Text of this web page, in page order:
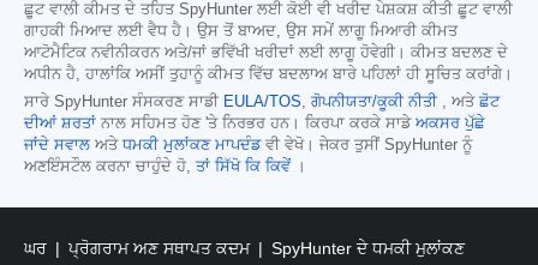
ਛੂਟ ਵਾਲੀ ਕੀਮਤ ਦੇ ਤਹਿਤ SpyHunter ਲਈ ਕੋਈ ਵੀ ਖਰੀਦ ਪੇਸ਼ਕਸ਼ ਕੀਤੀ ਛੂਟ ਵਾਲੀ
ਗਾਹਕੀ ਮਿਆਦ ਲਈ ਵੈਧ ਹੈ। ਉਸ ਤੋਂ ਬਾਅਦ, ਉਸ ਸਮੇਂ ਲਾਗੂ ਮਿਆਰੀ ਕੀਮਤ
ਆਟੋਮੈਟਿਕ ਨਵੀਨੀਕਰਨ ਅਤੇ/ਜਾਂ ਭਵਿੱਖੀ ਖਰੀਦਾਂ ਲਈ ਲਾਗੂ ਹੋਵੇਗੀ। ਕੀਮਤ ਬਦਲਣ ਦੇ
ਅਧੀਨ ਹੈ, ਹਾਲਾਂਕਿ ਅਸੀਂ ਤੁਹਾਨੂੰ ਕੀਮਤ ਵਿੱਚ ਬਦਲਾਅ ਬਾਰੇ ਪਹਿਲਾਂ ਹੀ ਸੂਚਿਤ ਕਰਾਂਗੇ।
ਸਾਰੇ SpyHunter ਸੰਸਕਰਣ ਸਾਡੀ EULA/TOS, ਗੋਪਨੀਯਤਾ/ਕੂਕੀ ਨੀਤੀ , ਅਤੇ ਛੋਟ
ਦੀਆਂ ਸ਼ਰਤਾਂ ਨਾਲ ਸਹਿਮਤ ਹੋਣ 'ਤੇ ਨਿਰਭਰ ਹਨ। ਕਿਰਪਾ ਕਰਕੇ ਸਾਡੇ ਅਕਸਰ ਪੁੱਛੇ
ਜਾਂਦੇ ਸਵਾਲ ਅਤੇ ਧਮਕੀ ਮੁਲਾਂਕਣ ਮਾਪਦੰਡਵੀ ਵੇਖੋ। ਜੇਕਰ ਤੁਸੀਂ SpyHunter ਨੂੰ
ਅਣਇੰਸਟੌਲ ਕਰਨਾ ਚਾਹੁੰਦੇ ਹੋ, ਤਾਂ ਸਿੱਖੋ ਕਿ ਕਿਵੇਂ।
ਘਰ ਪ੍ਰੋਗਰਾਮ ਅਣ ਸਥਾਪਤ ਕਦਮ SpyHunter ਦੇ ਧਮਕੀ ਮੁਲਾਂਕਣ